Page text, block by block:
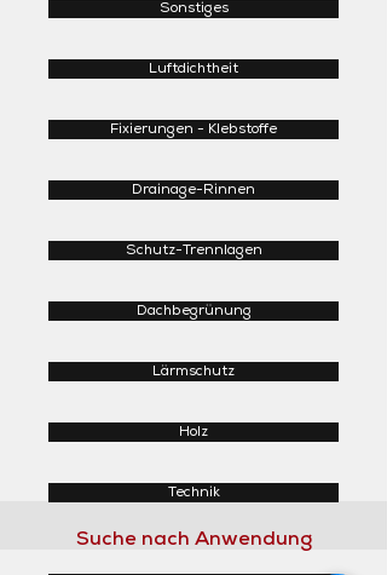
Sonstiges
Luftdichtheit
Fixierungen - Klebstoffe
Drainage-Rinnen
Schutz-Trennlagen
Dachbegrünung
Lärmschutz
Holz
Technik
Suche nach Anwendung